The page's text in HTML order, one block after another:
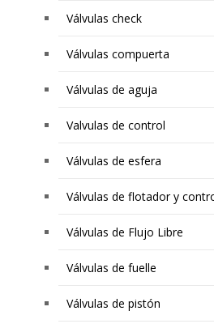
Válvulas check
Válvulas compuerta
Válvulas de aguja
Valvulas de control
Válvulas de esfera
Válvulas de flotador y
Válvulas de Flujo Libre
Válvulas de fuelle
Válvulas de pistón